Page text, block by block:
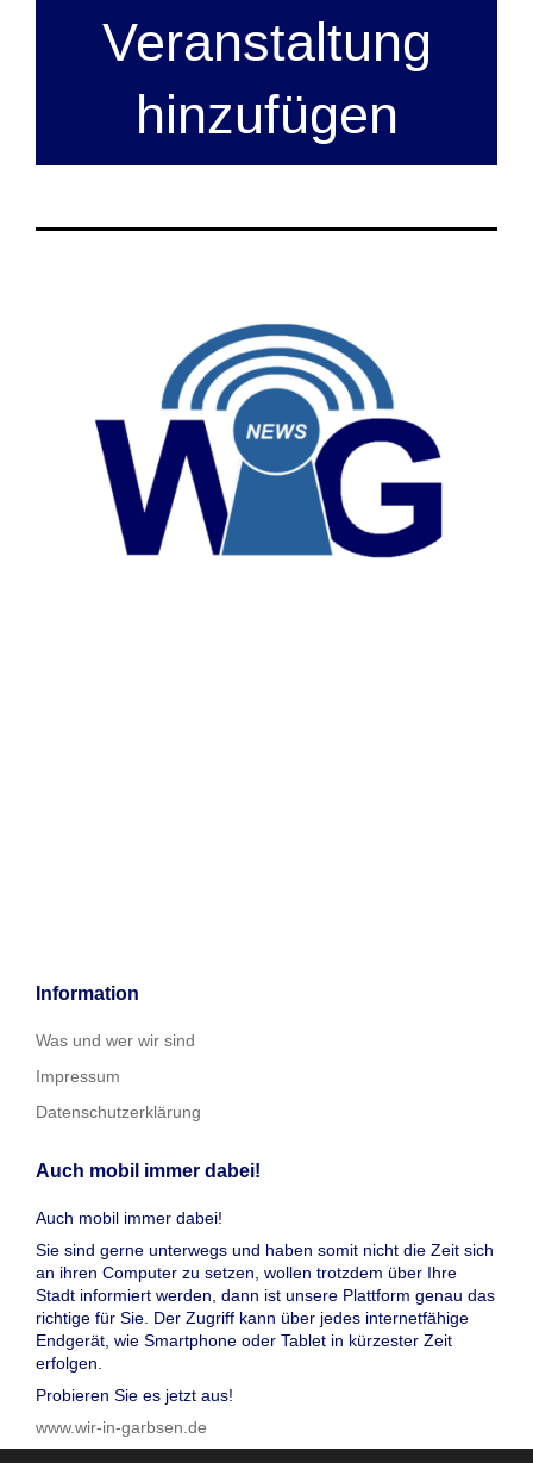
Veranstaltung
hinzufügen
Information
Was und wer wir sind
Impressum
Datenschutzerklärung
Auch mobil immer dabei!
Auch mobil immer dabei!
Sie sind gerne unterwegs und haben somit nicht die Zeit sich
an ihren Computer zu setzen, wollen trotzdem über Ihre
Stadt informiert werden, dann ist unsere Plattform genau das
richtige für Sie. Der Zugriff kann über jedes internetfähige
Endgerät, wie Smartphone oder Tablet in kürzester Zeit
erfolgen.
Probieren Sie es jetzt aus!
www.wir-in-garbsen.de